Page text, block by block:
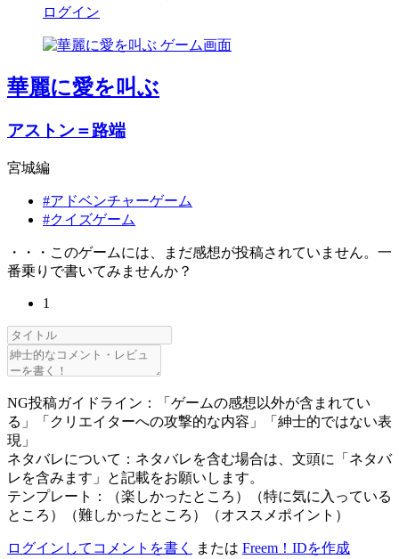
ログイン
華麗に愛を叫ぶ
アストン＝路端
宮城編
#アドベンチャーゲーム
#クイズゲーム
・・・このゲームには、まだ感想が投稿されていません。一
番乗りで書いてみませんか？
1
NG投稿ガイドライン：「ゲームの感想以外が含まれてい
る」「クリエイターへの攻撃的な内容」「紳士的ではない表
現」
ネタバレについて：ネタバレを含む場合は、文頭に「ネタバ
レを含みます」と記載をお願いします。
テンプレート：（楽しかったところ）（特に気に入っている
ところ）（難しかったところ）（オススメポイント）
ログインしてコメントを書く または Freem！IDを作成